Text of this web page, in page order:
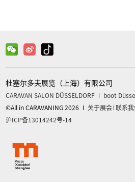
杜塞尔多夫展览（上海）有限公司
CARAVAN SALON DÜSSELDORF
boot
©All in CARAVANING 2026
关于展会 联系我
沪ICP备13014242号-14